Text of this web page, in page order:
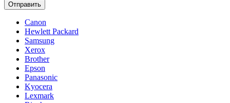
Отправить
Canon
Hewlett Packard
Samsung
Xerox
Brother
Epson
Panasonic
Kyocera
Lexmark